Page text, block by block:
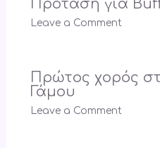
Πρόταση για
Leave a Comment
Πρώτος χορός
Γάμου
Leave a Comment